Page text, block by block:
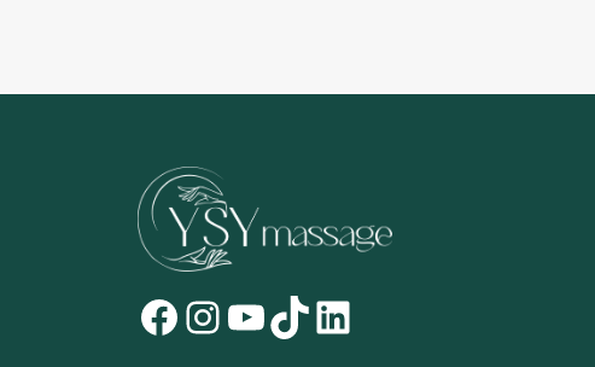
Facebook Instagram YouTube TikTok LinkedIn